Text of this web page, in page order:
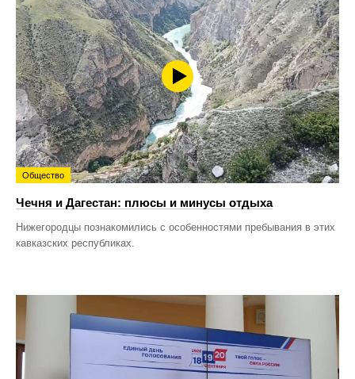
Общество
Чечня и Дагестан: плюсы и минусы отдыха
Нижегородцы познакомились с особенностями пребывания в этих
кавказских республиках.